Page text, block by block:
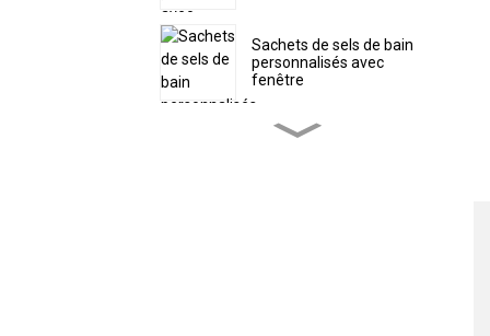
Sachets de sels de bain
personnalisés avec
fenêtre
Sachet d'emballage